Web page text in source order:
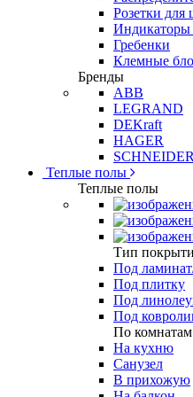
Розетки для
Индикаторы
Гребенки
Клемные
Бренды
ABB
LEGRAND
DEKraft
HAGER
Теплые полы
Теплые полы
Тип
Под
Под плитку
Под
Под
По комнатам
На кухню
Санузел
В прихожую